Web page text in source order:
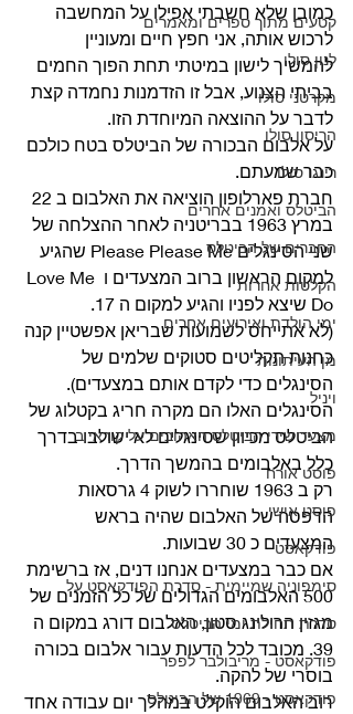
קטעים מתוך ספרים ומאמרים
לנון סולו
מקרטני סולו
הריסון סולו
רינגו סולו
הביטלס ואמנים אחרים
החברים של הביטלס
הקלטות אחרות
ימי הולדת ואירועים אחרים
מן העיתונות
ויניל
מצעד שירי הביטלס האהובים על קוראי ב
פוסט אורח
פוסט אישי
פודקאסט
סימפוניה שמיימית - סדרת הפודקאסט על
סדרת תחילת ימי הביטלס
פודקאסט - מריבולבר לפפר
פודקאסט - 1969 של הביטלס
כמובן שלא חשבתי אפילו על המחשבה
לרכוש אותה, אני חפץ חיים ומעוניין
להמשיך לישון במיטתי תחת הפוך החמים
בביתי הצנוע, אבל זו הזדמנות נחמדה קצת
לדבר על ההוצאה המיוחדת הזו.
על אלבום הבכורה של הביטלס בטח כולכם
כבר שמעתם.
במרץ 1963 בבריטניה לאחר ההצלחה של
שני הסינגלים Please Please Me שהגיע
למקום הראשון ברוב המצעדים ו Love Me
Do שיצא לפניו והגיע למקום ה 17.
(לא אתייחס לשמועות שבריאן אפשטיין קנה
כחנות תקליטים סטוקים שלמים של
הסינגלים כדי לקדם אותם במצעדים).
הסינגלים האלו הם מקרה חריג בקטלוג של
הביטלס מכיוון שסינגלים לא ישולבו בדרך
כלל באלבומים בהמשך הדרך.
רק ב 1963 שוחררו לשוק 4 גרסאות
הדפסה של האלבום שהיה בראש
המצעדים כ 30 שבועות.
אם כבר במצעדים אנחנו דנים, אז ברשימת
500 האלבומים הגדולים של כל הזמנים של
מגזין הרולינג סטון, האלבום דורג במקום ה
39. מכובד לכל הדעות עבור אלבום בכורה
בוסרי של להקה.
רוב האלבום הוקלט במהלך יום עבודה אחד